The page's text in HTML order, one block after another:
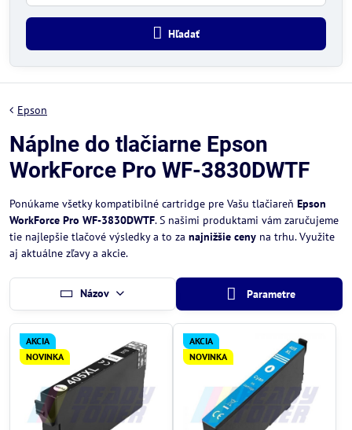
Hľadať
Epson
Náplne do tlačiarne Epson
WorkForce Pro WF-3830DWTF
Ponúkame všetky kompatibilné cartridge pre Vašu tlačiareň Epson
WorkForce Pro WF-3830DWTF. S našimi produktami vám zaručujeme
tie najlepšie tlačové výsledky a to za najnižšie ceny na trhu. Využite
aj aktuálne zľavy a akcie.
Názov Parametre
AKCIA
NOVINKA
AKCIA
NOVINKA